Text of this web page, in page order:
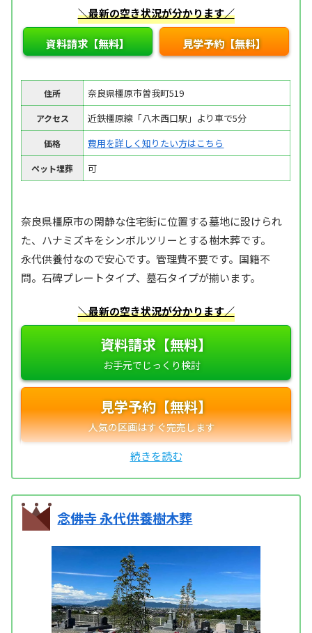
＼最新の空き状況が分かります／
資料請求【無料】 見学予約【無料】
住所 奈良県橿原市曽我町519
アクセス 近鉄橿原線「八木西口駅」より車で5分
価格 費用を詳しく知りたい方はこちら
ペット埋葬 可
奈良県橿原市の閑静な住宅街に位置する墓地に設けられ
た、ハナミズキをシンボルツリーとする樹木葬です。
永代供養付なので安心です。管理費不要です。国籍不
問。石碑プレートタイプ、墓石タイプが揃います。
＼最新の空き状況が分かります／
資料請求【無料】
見学予約【無料】
念佛寺 永代供養樹木葬